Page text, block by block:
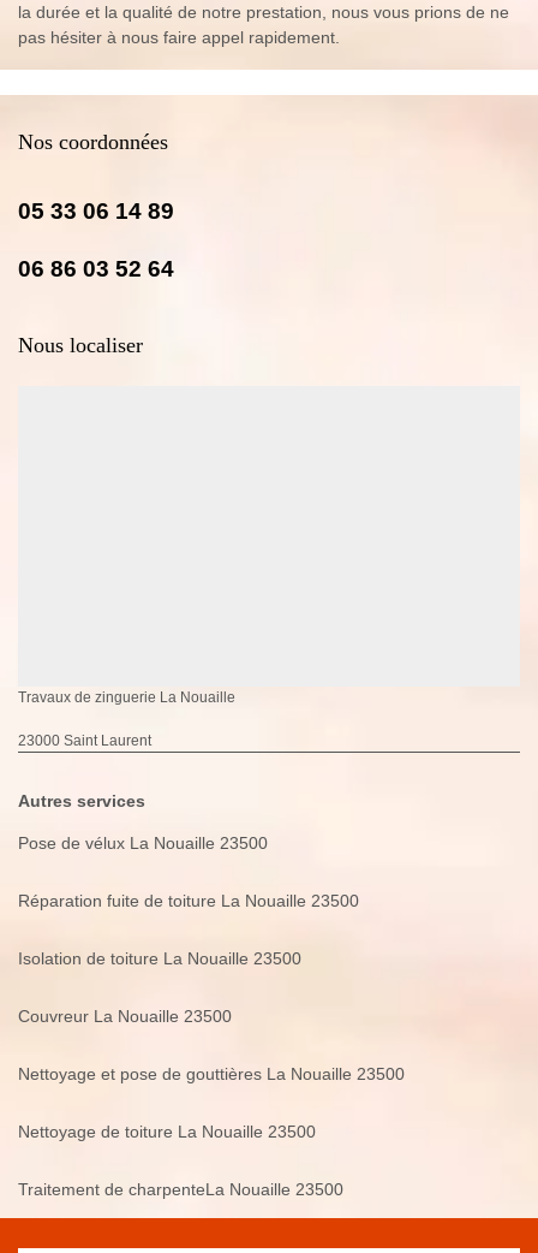
la durée et la qualité de notre prestation, nous vous prions de ne
pas hésiter à nous faire appel rapidement.
Nos coordonnées
05 33 06 14 89
06 86 03 52 64
Nous localiser
Travaux de zinguerie La Nouaille
23000 Saint Laurent
Autres services
Pose de vélux La Nouaille 23500
Réparation fuite de toiture La Nouaille 23500
Isolation de toiture La Nouaille 23500
Couvreur La Nouaille 23500
Nettoyage et pose de gouttières La Nouaille 23500
Nettoyage de toiture La Nouaille 23500
Traitement de charpenteLa Nouaille 23500